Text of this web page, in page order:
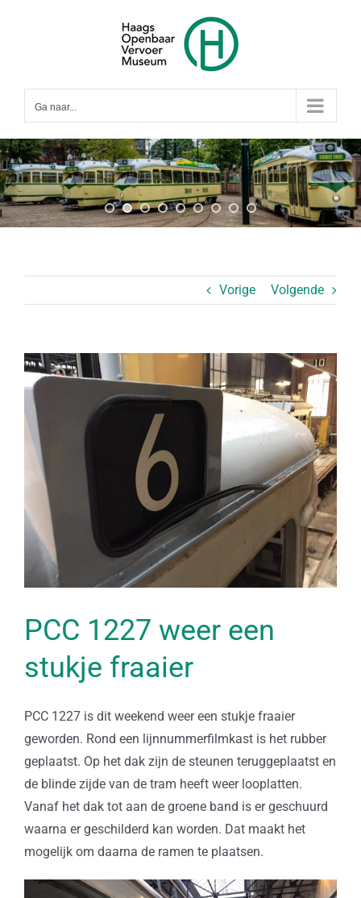
Ga naar...
Vorige Volgende
Bekijk
grotere
afbeelding
PCC 1227 weer een
stukje fraaier
PCC 1227 is dit weekend weer een stukje fraaier
geworden. Rond een lijnnummerfilmkast is het rubber
geplaatst. Op het dak zijn de steunen teruggeplaatst en
de blinde zijde van de tram heeft weer looplatten.
Vanaf het dak tot aan de groene band is er geschuurd
waarna er geschilderd kan worden. Dat maakt het
mogelijk om daarna de ramen te plaatsen.